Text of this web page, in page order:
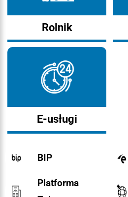
Rolnik
E-usługi
BIP
Platforma